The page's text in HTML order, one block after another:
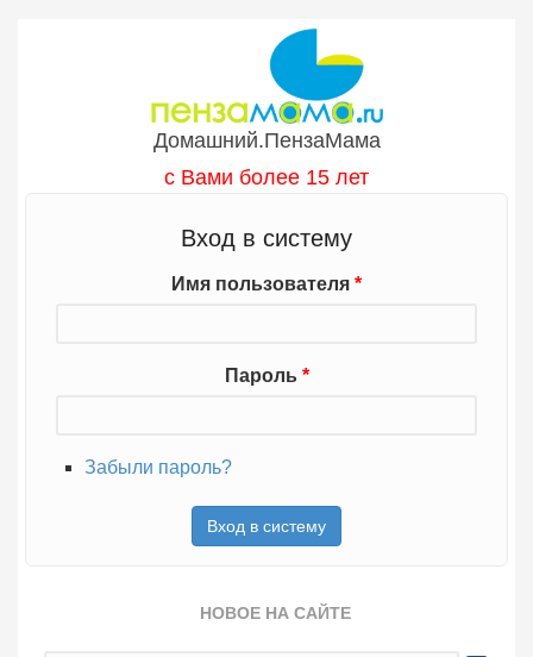
Домашний.ПензаМама
с Вами более 15 лет
Вход в систему
Имя пользователя *
Пароль *
Забыли пароль?
НОВОЕ НА САЙТЕ